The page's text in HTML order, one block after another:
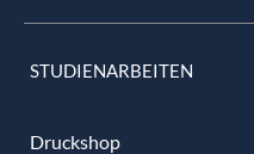
STUDIENARBEITEN
Druckshop